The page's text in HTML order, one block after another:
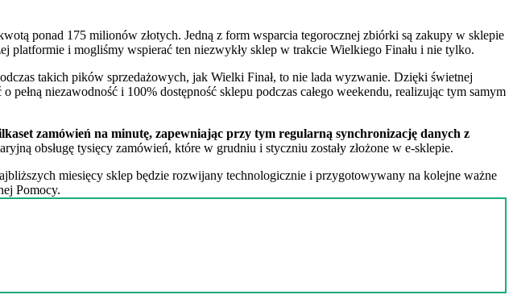
ponad 175 milionów złotych. Jedną z form wsparcia tegorocznej zbiórki są zakupy w sklepie
platformie i mogliśmy wspierać ten niezwykły sklep w trakcie Wielkiego Finału i nie tylko.
takich pików sprzedażowych, jak Wielki Finał, to nie lada wyzwanie. Dzięki świetnej
pełną niezawodność i 100% dostępność sklepu podczas całego weekendu, realizując tym samym
zamówień na minutę, zapewniając przy tym regularną synchronizację danych z
obsługę tysięcy zamówień, które w grudniu i styczniu zostały złożone w e-sklepie.
miesięcy sklep będzie rozwijany technologicznie i przygotowywany na kolejne ważne
Pomocy.